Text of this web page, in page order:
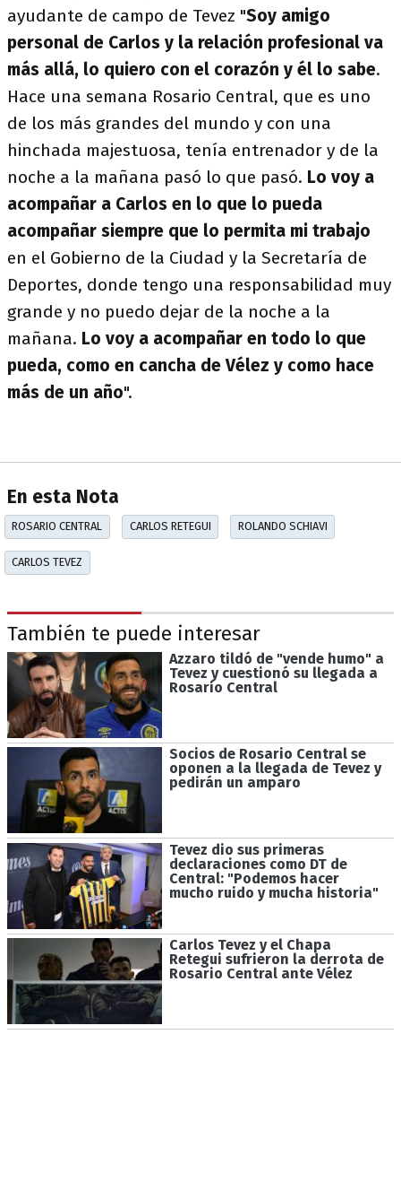
ayudante de campo de Tevez "Soy amigo
personal de Carlos y la relación profesional va
más allá, lo quiero con el corazón y él lo sabe.
Hace una semana Rosario Central, que es uno
de los más grandes del mundo y con una
hinchada majestuosa, tenía entrenador y de la
noche a la mañana pasó lo que pasó. Lo voy a
acompañar a Carlos en lo que lo pueda
acompañar siempre que lo permita mi trabajo
en el Gobierno de la Ciudad y la Secretaría de
Deportes, donde tengo una responsabilidad muy
grande y no puedo dejar de la noche a la
mañana. Lo voy a acompañar en todo lo que
pueda, como en cancha de Vélez y como hace
más de un año".
En esta Nota
ROSARIO CENTRAL CARLOS RETEGUI ROLANDO SCHIAVI
CARLOS TEVEZ
También te puede interesar
Azzaro tildó de "vende humo" a
Tevez y cuestionó su llegada a
Rosario Central
Socios de Rosario Central se
oponen a la llegada de Tevez y
pedirán un amparo
Tevez dio sus primeras
declaraciones como DT de
Central: "Podemos hacer
mucho ruido y mucha historia"
Carlos Tevez y el Chapa
Retegui sufrieron la derrota de
Rosario Central ante Vélez